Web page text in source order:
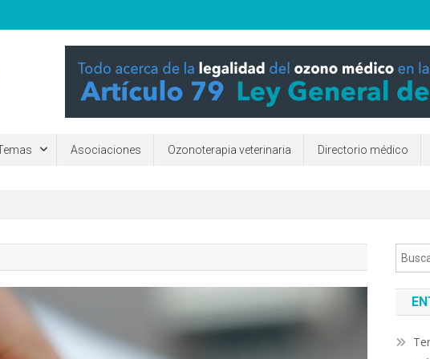
mejorar la calidad de vida de las personas. ¿Qué es y para qué sirve?. clínicas
Asociaciones Ozonoterapia veterinaria Directorio médico